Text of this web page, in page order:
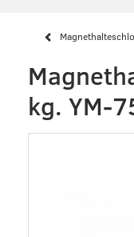
kg. YM-